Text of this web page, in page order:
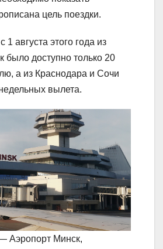
цель поездки.
1 августа этого года из
было доступно только 20
а из Краснодара и Сочи
вылета.
Аэропорт Минск,